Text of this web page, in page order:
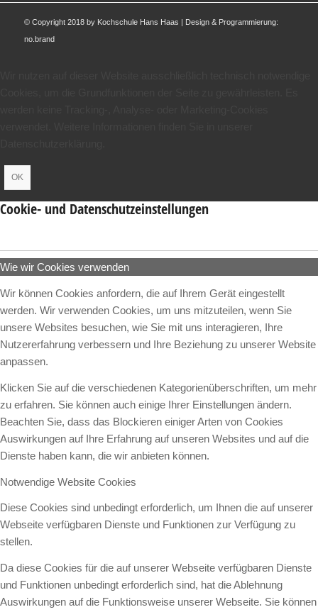
© Copyright 2018 by Kochschule Hans Haas | Design & Programmierung:
no.brand
OK
Cookie- und Datenschutzeinstellungen
Wie wir Cookies verwenden
Wir können Cookies anfordern, die auf Ihrem Gerät eingestellt
werden. Wir verwenden Cookies, um uns mitzuteilen, wenn Sie
unsere Websites besuchen, wie Sie mit uns interagieren, Ihre
Nutzererfahrung verbessern und Ihre Beziehung zu unserer Website
anpassen.
Klicken Sie auf die verschiedenen Kategorienüberschriften, um mehr
zu erfahren. Sie können auch einige Ihrer Einstellungen ändern.
Beachten Sie, dass das Blockieren einiger Arten von Cookies
Auswirkungen auf Ihre Erfahrung auf unseren Websites und auf die
Dienste haben kann, die wir anbieten können.
Notwendige Website Cookies
Diese Cookies sind unbedingt erforderlich, um Ihnen die auf unserer
Webseite verfügbaren Dienste und Funktionen zur Verfügung zu
stellen.
Da diese Cookies für die auf unserer Webseite verfügbaren Dienste
und Funktionen unbedingt erforderlich sind, hat die Ablehnung
Auswirkungen auf die Funktionsweise unserer Webseite. Sie können